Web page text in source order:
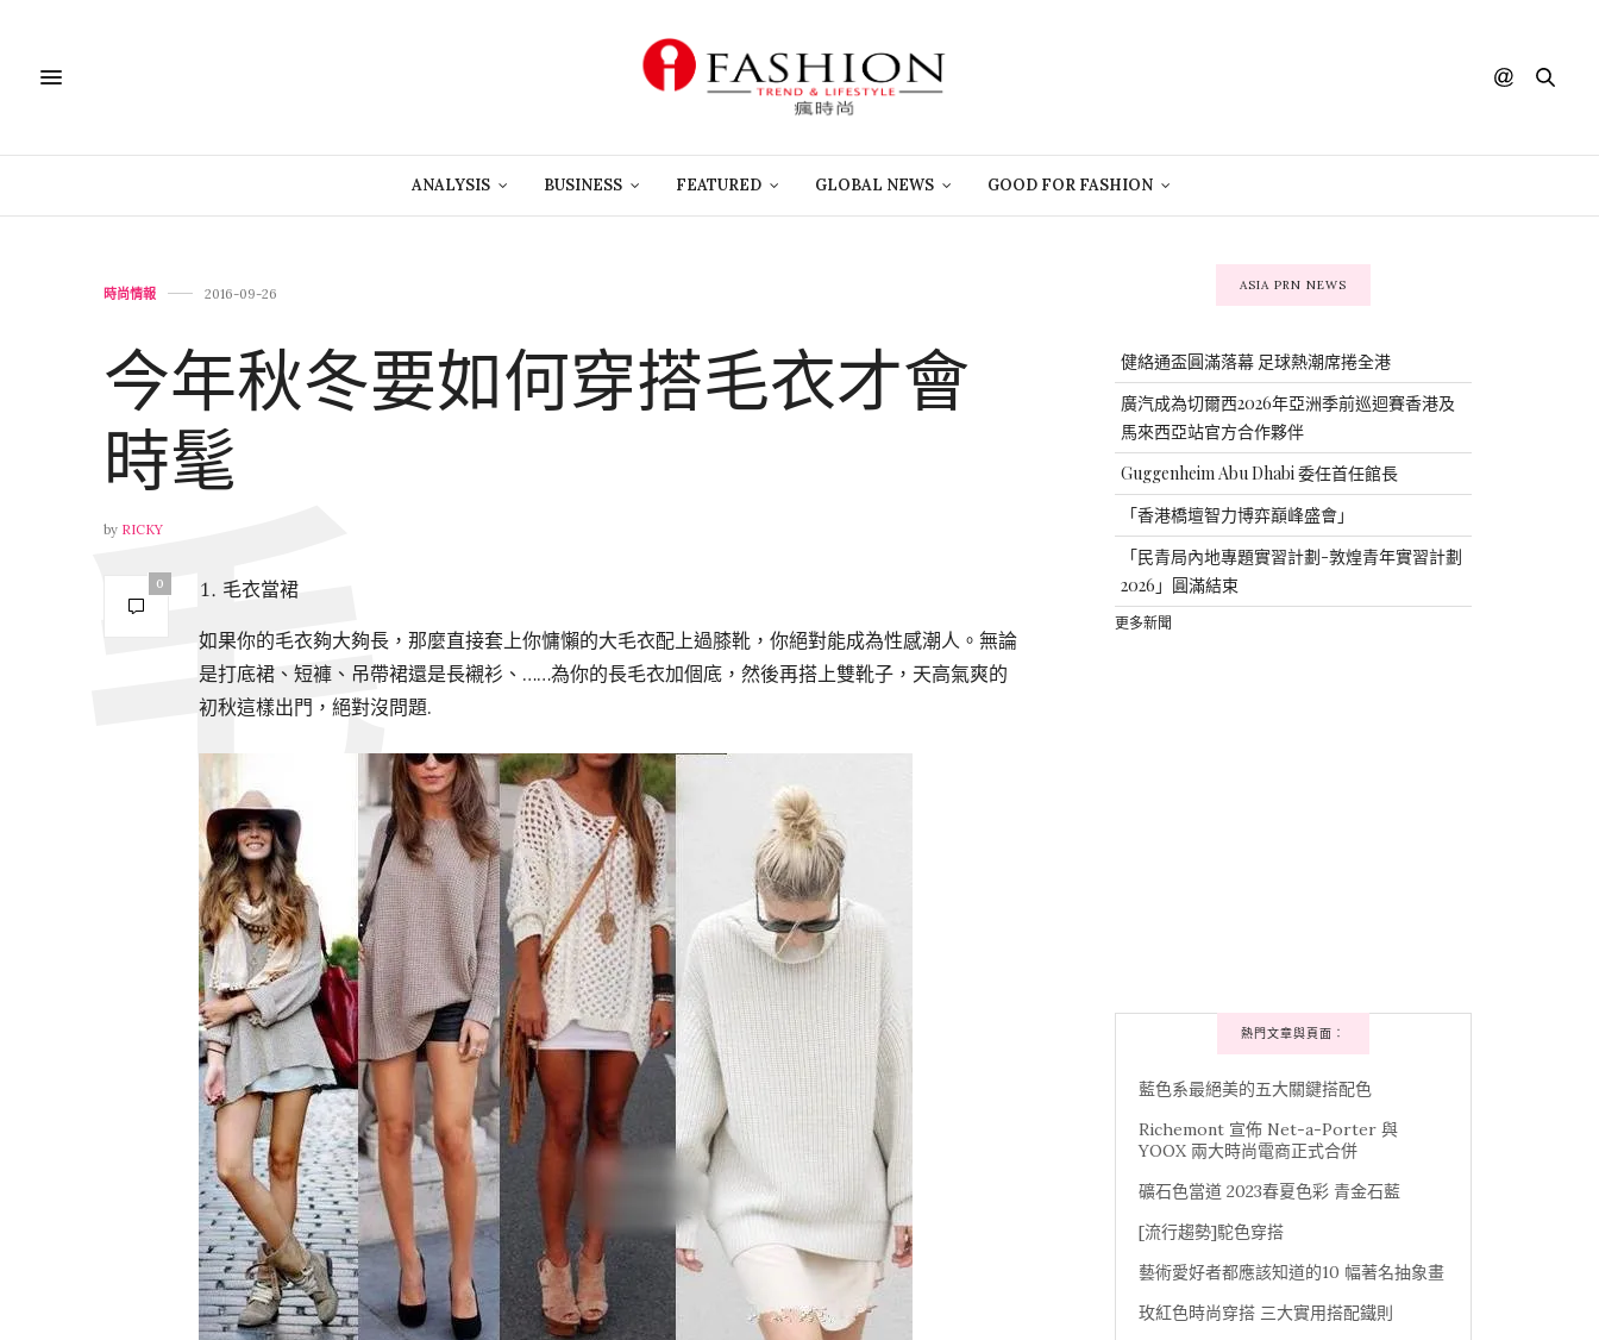
ANALYSIS BUSINESS FEATURED GLOBAL NEWS GOOD FOR FASHION
時尚情報 2016-09-26
今年秋冬要如何穿搭毛衣才會
時髦
by RICKY
0 毛衣當裙
如果你的毛衣夠大夠長，那麼直接套上你慵懶的大毛衣配上過膝靴，你絕對能成為性感潮人。無論
是打底裙、短褲、吊帶裙還是長襯衫、……為你的長毛衣加個底，然後再搭上雙靴子，天高氣爽的
初秋這樣出門，絕對沒問題.
ASIA PRN NEWS
健絡通盃圓滿落幕 足球熱潮席捲全港
廣汽成為切爾西2026年亞洲季前巡迴賽香港及
馬來西亞站官方合作夥伴
Guggenheim Abu Dhabi 委任首任館長
「香港橋壇智力博弈巔峰盛會」
「民青局內地專題實習計劃-敦煌青年實習計劃
2026」圓滿結束
更多新聞
熱門文章與頁面︰
藍色系最絕美的五大關鍵搭配色
Richemont 宣佈 Net-a-Porter 與
YOOX 兩大時尚電商正式合併
礦石色當道 2023春夏色彩 青金石藍
[流行趨勢]駝色穿搭
藝術愛好者都應該知道的10 幅著名抽象畫
玫紅色時尚穿搭 三大實用搭配鐵則